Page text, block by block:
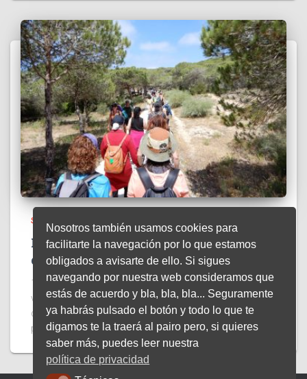
SIN CATEGORÍA
Ruta Valdebaquero-Piscinas naturales
de Bolonia
17 de mayo de 20260 Acorde a la próxima llegada del
verano, el pasado fin de semana nuestro club se
desplazó de nuevo a la costa atlántica de nuestra
provincia, para enlazar dos de sus Leer más
Nosotros también usamos cookies para
facilitarte la navegación por lo que estamos
obligados a avisarte de ello. Si sigues
navegando por nuestra web consideramos que
estás de acuerdo y bla, bla, bla... Seguramente
ya habrás pulsado el botón y todo lo que te
digamos te la traerá al pairo pero, si quieres
saber más, puedes leer nuestra
política de privacidad